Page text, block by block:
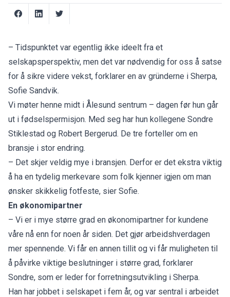
– Tidspunktet var egentlig ikke ideelt fra et
selskapsperspektiv, men det var nødvendig for oss å satse
for å sikre videre vekst, forklarer en av gründerne i Sherpa,
Sofie Sandvik.
Vi møter henne midt i Ålesund sentrum – dagen før hun går
ut i fødselspermisjon. Med seg har hun kollegene Sondre
Stiklestad og Robert Bergerud. De tre forteller om en
bransje i stor endring.
– Det skjer veldig mye i bransjen. Derfor er det ekstra viktig
å ha en tydelig merkevare som folk kjenner igjen om man
ønsker skikkelig fotfeste, sier Sofie.
En økonomipartner
– Vi er i mye større grad en økonomipartner for kundene
våre nå enn for noen år siden. Det gjør arbeidshverdagen
mer spennende. Vi får en annen tillit og vi får muligheten til
å påvirke viktige beslutninger i større grad, forklarer
Sondre, som er leder for forretningsutvikling i Sherpa.
Han har jobbet i selskapet i fem år, og var sentral i arbeidet